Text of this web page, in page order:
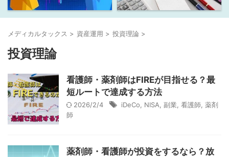
メディカルタックス > 資産運用 > 投資理論 >
投資理論
看護師・薬剤師はFIREが目指せる？最
短ルートで達成する方法
2026/2/4 iDeCo NISA 副業 看護師 薬剤
師
薬剤師・看護師が投資をするなら？放